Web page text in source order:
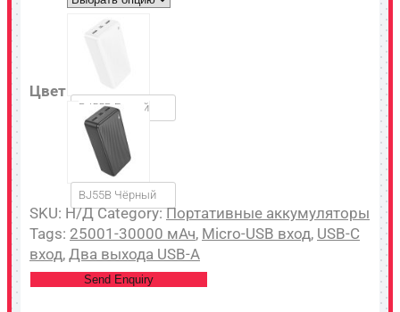
Цвет
BJ55B Белый
BJ55B Чёрный
SKU: Н/ДCategory: Портативные аккумуляторы
Tags: 25001-30000 мАч, Micro-USB вход, USB-C
вход, Два выхода USB-A
Send Enquiry